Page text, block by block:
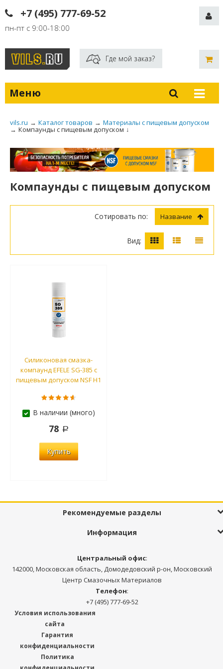
+7 (495) 777-69-52
пн-пт с 9:00-18:00
Где мой заказ?
Меню
vils.ru → Каталог товаров → Материалы с пищевым допуском
→ Компаунды с пищевым допуском ↓
Компаунды с пищевым допуском
Сотировать по: Название
Вид:
Силиконовая смазка-
компаунд EFELE SG-385 с
пищевым допуском NSF H1
В наличии (много)
78
Купить
Рекомендуемые разделы
Информация
Центральный офис:
142000, Московская область, Домодедовский р-он, Московский
Центр Смазочных Материалов
Телефон:
+7 (495) 777-69-52
Условия использования
сайта
Гарантия
конфиденциальности
Политика